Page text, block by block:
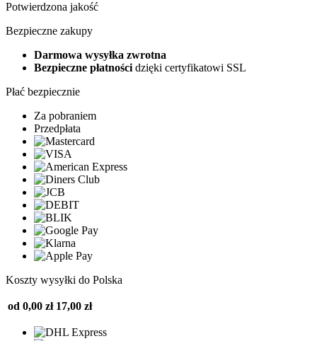
Potwierdzona jakość
Bezpieczne zakupy
Darmowa wysyłka zwrotna
Bezpieczne płatności dzięki certyfikatowi SSL
Płać bezpiecznie
Za pobraniem
Przedpłata
Koszty wysyłki do Polska
od 0,00 zł 17,00 zł